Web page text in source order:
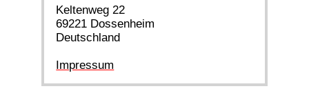
Keltenweg 22
69221 Dossenheim
Deutschland
Impressum